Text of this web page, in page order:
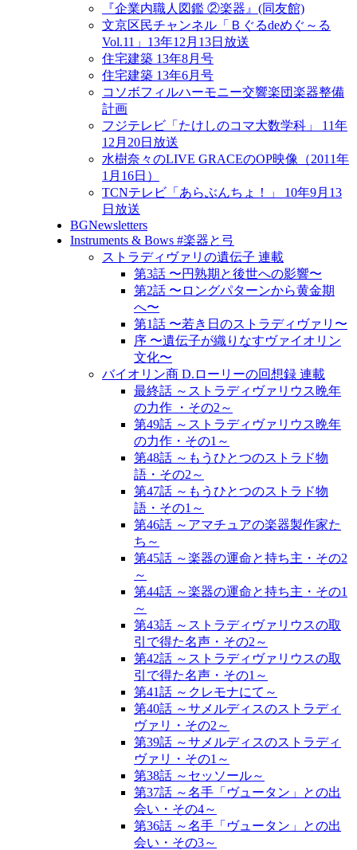
『企業内職人図鑑 ②楽器』(同友館)
文京区民チャンネル「Ｂぐるdeめぐ～る
Vol.11」13年12月13日放送
住宅建築 13年8月号
住宅建築 13年6月号
コソボフィルハーモニー交響楽団楽器整備
計画
フジテレビ「たけしのコマ大数学科」 11年
12月20日放送
水樹奈々のLIVE GRACEのOP映像（2011年
1月16日）
TCNテレビ「あらぶんちょ！」 10年9月13
日放送
BGNewsletters
Instruments & Bows #楽器と弓
ストラディヴァリの遺伝子 連載
第3話 〜円熟期と後世への影響〜
第2話 〜ロングパターンから黄金期
へ〜
第1話 〜若き日のストラディヴァリ〜
序 〜遺伝子が織りなすヴァイオリン
文化〜
バイオリン商 D.ローリーの回想録 連載
最終話 ～ストラディヴァリウス晩年
の力作 ・その2～
第49話 ～ストラディヴァリウス晩年
の力作・その1～
第48話 ～もうひとつのストラド物
語・その2～
第47話 ～もうひとつのストラド物
語・その1～
第46話 ～アマチュアの楽器製作家た
ち～
第45話 ～楽器の運命と持ち主・その2
～
第44話 ～楽器の運命と持ち主・その1
～
第43話 ～ストラディヴァリウスの取
引で得た名声・その2～
第42話 ～ストラディヴァリウスの取
引で得た名声・その1～
第41話 ～クレモナにて～
第40話 ～サメルディスのストラディ
ヴァリ・その2～
第39話 ～サメルディスのストラディ
ヴァリ・その1～
第38話 ～セッソール～
第37話 ～名手「ヴュータン」との出
会い・その4～
第36話 ～名手「ヴュータン」との出
会い・その3～